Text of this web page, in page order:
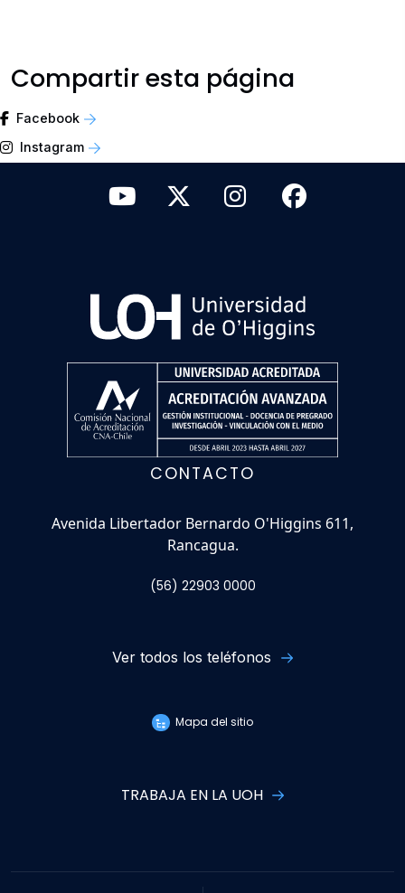
Compartir esta página
Facebook
Instagram
CONTACTO
Avenida Libertador Bernardo O'Higgins 611,
Rancagua.
(56) 22903 0000
Ver todos los teléfonos
Mapa del sitio
TRABAJA EN LA UOH